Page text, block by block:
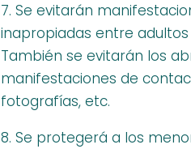
7. Se evitarán
inapropiadas entre
También se evitarán los
manifestaciones de
fotografías, etc.
8. Se protegerá a los